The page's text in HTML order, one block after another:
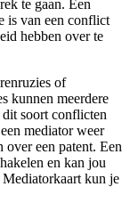
te gaan. Een
is van een conflict
hebben over te
of
kunnen meerdere
soort conflicten
mediator weer
een patent. Een
en kan jou
kun je